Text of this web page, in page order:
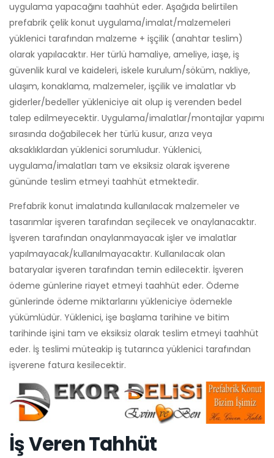
uygulama yapacağını taahhüt eder. Aşağıda belirtilen
prefabrik çelik konut uygulama/imalat/malzemeleri
yüklenici tarafından malzeme + işçilik (anahtar teslim)
olarak yapılacaktır. Her türlü hamaliye, ameliye, iaşe, iş
güvenlik kural ve kaideleri, iskele kurulum/söküm, nakliye,
ulaşım, konaklama, malzemeler, işçilik ve imalatlar vb
giderler/bedeller yükleniciye ait olup iş verenden bedel
talep edilmeyecektir. Uygulama/imalatlar/montajlar yapımı
sırasında doğabilecek her türlü kusur, arıza veya
aksaklıklardan yüklenici sorumludur. Yüklenici,
uygulama/imalatları tam ve eksiksiz olarak işverene
gününde teslim etmeyi taahhüt etmektedir.
Prefabrik konut imalatında kullanılacak malzemeler ve
tasarımlar işveren tarafından seçilecek ve onaylanacaktır.
İşveren tarafından onaylanmayacak işler ve imalatlar
yapılmayacak/kullanılmayacaktır. Kullanılacak olan
bataryalar işveren tarafından temin edilecektir. İşveren
ödeme günlerine riayet etmeyi taahhüt eder. Ödeme
günlerinde ödeme miktarlarını yükleniciye ödemekle
yükümlüdür. Yüklenici, işe başlama tarihine ve bitim
tarihinde işini tam ve eksiksiz olarak teslim etmeyi taahhüt
eder. İş teslimi müteakip iş tutarınca yüklenici tarafından
işverene fatura kesilecektir.
İş Veren Tahhüt